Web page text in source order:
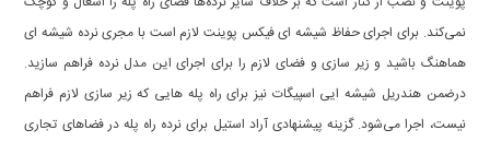
نمی‌کند. برای اجرای حفاظ شیشه ای فیکس پوینت لازم است با مجری نرده شیشه ای
هماهنگ باشید و زیر سازی و فضای لازم را برای اجرای این مدل نرده فراهم سازید.
درضمن هندریل شیشه ایی اسپیگات نیز برای راه پله هایی که زیر سازی لازم فراهم
نیست، اجرا می‌شود. گزینه پیشنهادی آراد استیل برای نرده راه پله در فضاهای تجاری